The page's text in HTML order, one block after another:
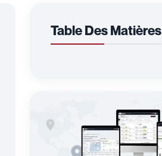
Table Des Matières